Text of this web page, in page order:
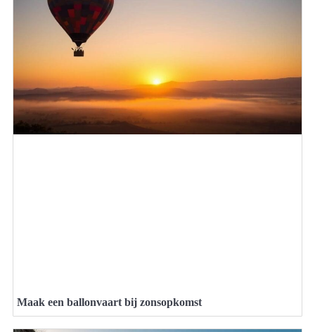
Maak een ballonvaart bij zonsopkomst